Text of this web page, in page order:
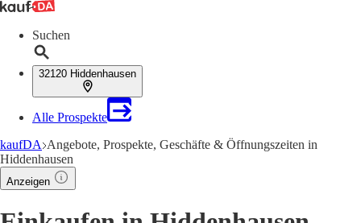
Suchen
32120 Hiddenhausen
Alle Prospekte
kaufDA Angebote, Prospekte, Geschäfte & Öffnungszeiten in
Hiddenhausen
Anzeigen